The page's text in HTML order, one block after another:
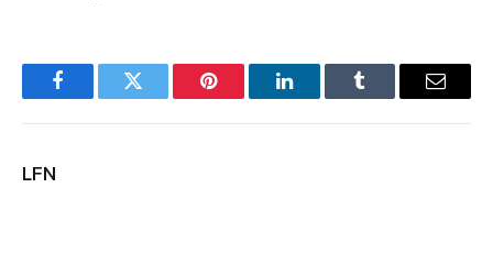
FacebookTwitter Pinterest LinkedInTumblr Email
LFN